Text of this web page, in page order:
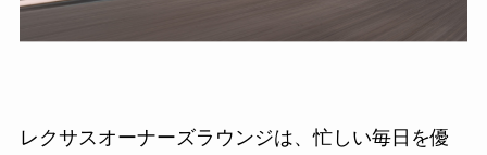
レクサスオーナーズラウンジは、忙しい毎日を優